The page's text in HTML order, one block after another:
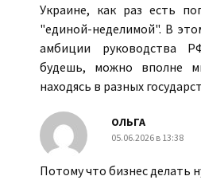
Украине, как раз есть
"единой-неделимой". В
амбиции руководства
будешь, можно вполне
находясь в разных
ОЛЬГА
05.06.2026 в 13:38
Потому что бизнес делать